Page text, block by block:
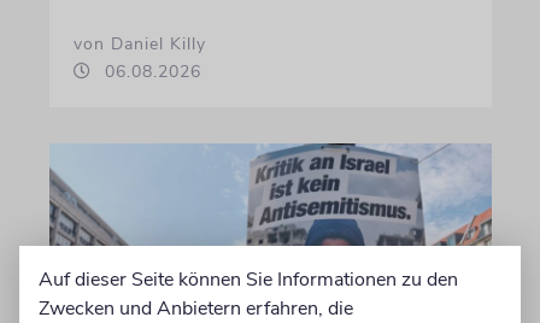
von Daniel Killy
06.08.2026
Auf dieser Seite können Sie Informationen zu den
Zwecken und Anbietern erfahren, die